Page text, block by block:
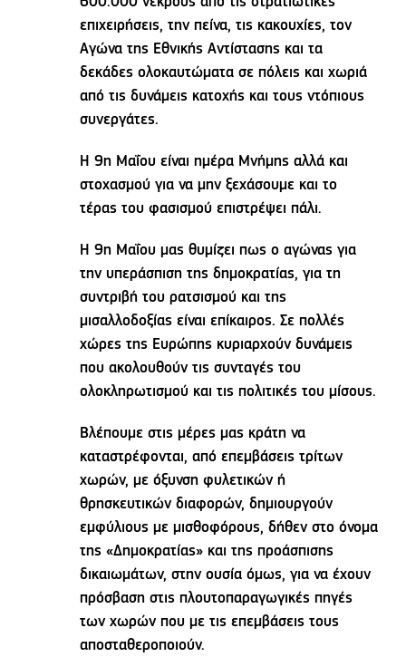
επιχειρήσεις, την πείνα, τις κακουχίες, τον
Αγώνα της Εθνικής Αντίστασης και τα
δεκάδες ολοκαυτώματα σε πόλεις και χωριά
από τις δυνάμεις κατοχής και τους ντόπιους
συνεργάτες.
Η 9η Μαΐου είναι ημέρα Μνήμης αλλά και
στοχασμού για να μην ξεχάσουμε και το
τέρας του φασισμού επιστρέψει πάλι.
Η 9η Μαΐου μας θυμίζει πως ο αγώνας για
την υπεράσπιση της δημοκρατίας, για τη
συντριβή του ρατσισμού και της
μισαλλοδοξίας είναι επίκαιρος. Σε πολλές
χώρες της Ευρώπης κυριαρχούν δυνάμεις
που ακολουθούν τις συνταγές του
ολοκληρωτισμού και τις πολιτικές του μίσους.
Βλέπουμε στις μέρες μας κράτη να
καταστρέφονται, από επεμβάσεις τρίτων
χωρών, με όξυνση φυλετικών ή
θρησκευτικών διαφορών, δημιουργούν
εμφύλιους με μισθοφόρους, δήθεν στο όνομα
της «Δημοκρατίας» και της προάσπισης
δικαιωμάτων, στην ουσία όμως, για να έχουν
πρόσβαση στις πλουτοπαραγωγικές πηγές
των χωρών που με τις επεμβάσεις τους
αποσταθεροποιούν.